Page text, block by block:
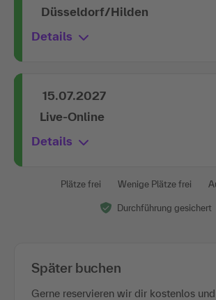
Düsseldorf/Hilden
Details
15.07.2027
Live-Online
Details
Plätze frei Wenige Plätze frei
Durchführung gesichert
Später buchen
Gerne reservieren wir dir kostenlos und